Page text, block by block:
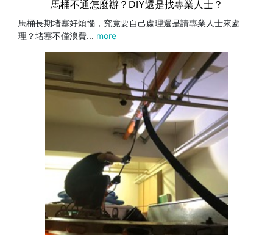
馬桶不通怎麼辦？DIY還是找專業人士？
馬桶長期堵塞好煩惱，究竟要自己處理還是請專業人士來處
理？堵塞不僅浪費... more